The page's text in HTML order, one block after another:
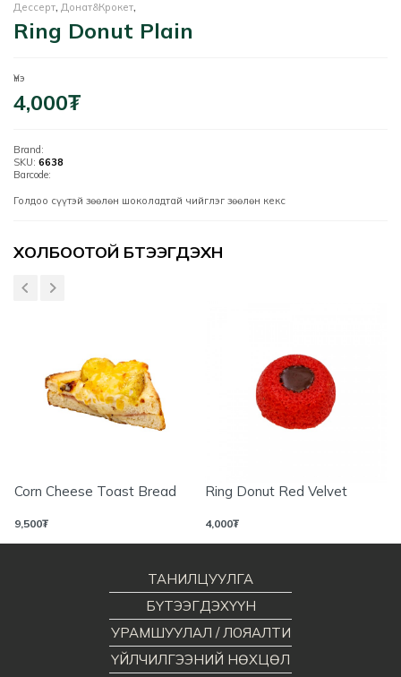
Дессерт, Донат&Крокет,
Ring Donut Plain
Үнэ
4,000₮
Brand:
SKU: 6638
Barcode:
Голдоо сүүтэй зөөлөн шоколадтай чийглэг зөөлөн кекс
Үзүүлэлтүүд
ХОЛБООТОЙ БҮТЭЭГДЭХҮҮН
Corn Cheese Toast Bread
9,500₮
Ring Donut Red Velvet
4,000₮
ТАНИЛЦУУЛГА
БҮТЭЭГДЭХҮҮН
УРАМШУУЛАЛ / ЛОЯАЛТИ
ҮЙЛЧИЛГЭЭНИЙ НӨХЦӨЛ